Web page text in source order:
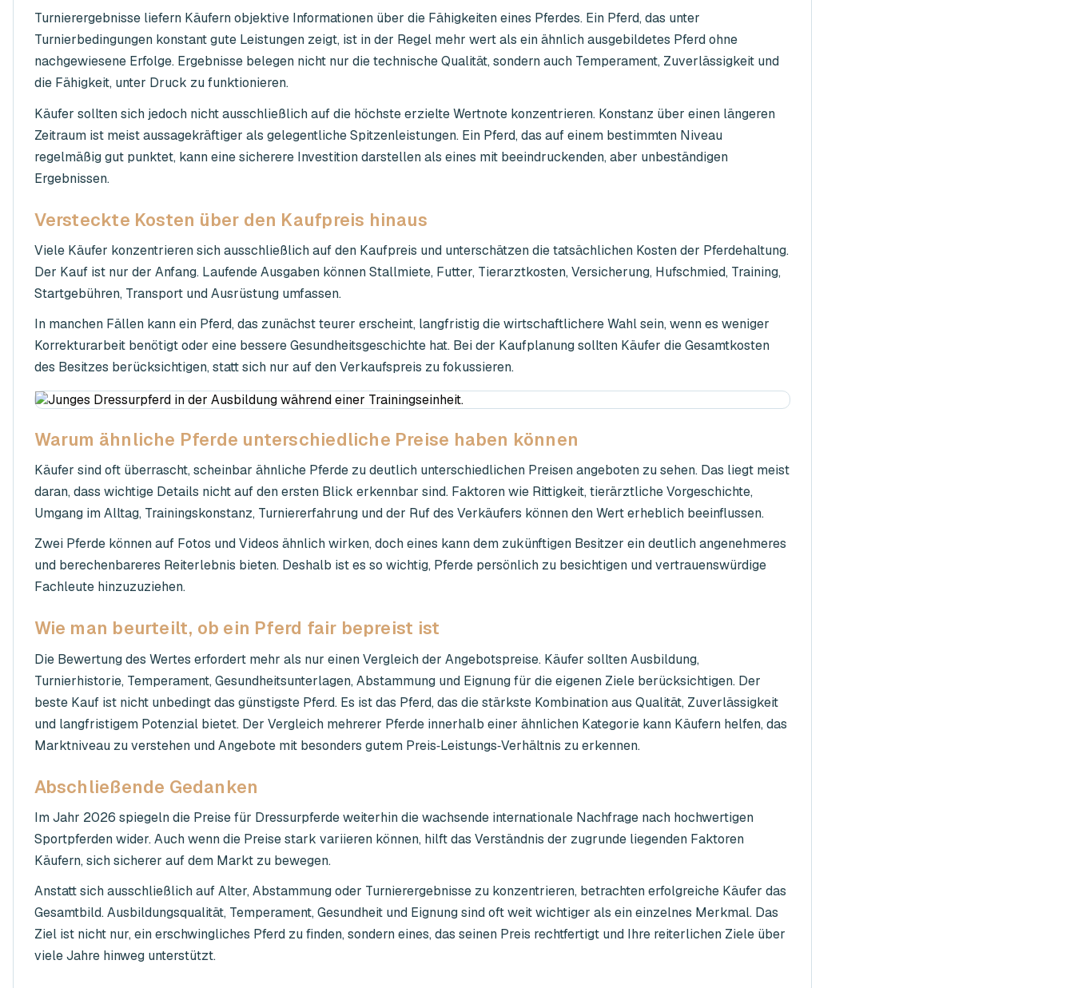
Turnierergebnisse liefern Käufern objektive Informationen über die Fähigkeiten eines Pferdes. Ein Pferd, das unter
Turnierbedingungen konstant gute Leistungen zeigt, ist in der Regel mehr wert als ein ähnlich ausgebildetes Pferd ohne
nachgewiesene Erfolge. Ergebnisse belegen nicht nur die technische Qualität, sondern auch Temperament, Zuverlässigkeit und
die Fähigkeit, unter Druck zu funktionieren.
Käufer sollten sich jedoch nicht ausschließlich auf die höchste erzielte Wertnote konzentrieren. Konstanz über einen längeren
Zeitraum ist meist aussagekräftiger als gelegentliche Spitzenleistungen. Ein Pferd, das auf einem bestimmten Niveau
regelmäßig gut punktet, kann eine sicherere Investition darstellen als eines mit beeindruckenden, aber unbeständigen
Ergebnissen.
Versteckte Kosten über den Kaufpreis hinaus
Viele Käufer konzentrieren sich ausschließlich auf den Kaufpreis und unterschätzen die tatsächlichen Kosten der Pferdehaltung.
Der Kauf ist nur der Anfang. Laufende Ausgaben können Stallmiete, Futter, Tierarztkosten, Versicherung, Hufschmied, Training,
Startgebühren, Transport und Ausrüstung umfassen.
In manchen Fällen kann ein Pferd, das zunächst teurer erscheint, langfristig die wirtschaftlichere Wahl sein, wenn es weniger
Korrekturarbeit benötigt oder eine bessere Gesundheitsgeschichte hat. Bei der Kaufplanung sollten Käufer die Gesamtkosten
des Besitzes berücksichtigen, statt sich nur auf den Verkaufspreis zu fokussieren.
Warum ähnliche Pferde unterschiedliche Preise haben können
Käufer sind oft überrascht, scheinbar ähnliche Pferde zu deutlich unterschiedlichen Preisen angeboten zu sehen. Das liegt meist
daran, dass wichtige Details nicht auf den ersten Blick erkennbar sind. Faktoren wie Rittigkeit, tierärztliche Vorgeschichte,
Umgang im Alltag, Trainingskonstanz, Turniererfahrung und der Ruf des Verkäufers können den Wert erheblich beeinflussen.
Zwei Pferde können auf Fotos und Videos ähnlich wirken, doch eines kann dem zukünftigen Besitzer ein deutlich angenehmeres
und berechenbareres Reiterlebnis bieten. Deshalb ist es so wichtig, Pferde persönlich zu besichtigen und vertrauenswürdige
Fachleute hinzuzuziehen.
Wie man beurteilt, ob ein Pferd fair bepreist ist
Die Bewertung des Wertes erfordert mehr als nur einen Vergleich der Angebotspreise. Käufer sollten Ausbildung,
Turnierhistorie, Temperament, Gesundheitsunterlagen, Abstammung und Eignung für die eigenen Ziele berücksichtigen. Der
beste Kauf ist nicht unbedingt das günstigste Pferd. Es ist das Pferd, das die stärkste Kombination aus Qualität, Zuverlässigkeit
und langfristigem Potenzial bietet. Der Vergleich mehrerer Pferde innerhalb einer ähnlichen Kategorie kann Käufern helfen, das
Marktniveau zu verstehen und Angebote mit besonders gutem Preis‑Leistungs‑Verhältnis zu erkennen.
Abschließende Gedanken
Im Jahr 2026 spiegeln die Preise für Dressurpferde weiterhin die wachsende internationale Nachfrage nach hochwertigen
Sportpferden wider. Auch wenn die Preise stark variieren können, hilft das Verständnis der zugrunde liegenden Faktoren
Käufern, sich sicherer auf dem Markt zu bewegen.
Anstatt sich ausschließlich auf Alter, Abstammung oder Turnierergebnisse zu konzentrieren, betrachten erfolgreiche Käufer das
Gesamtbild. Ausbildungsqualität, Temperament, Gesundheit und Eignung sind oft weit wichtiger als ein einzelnes Merkmal. Das
Ziel ist nicht nur, ein erschwingliches Pferd zu finden, sondern eines, das seinen Preis rechtfertigt und Ihre reiterlichen Ziele über
viele Jahre hinweg unterstützt.